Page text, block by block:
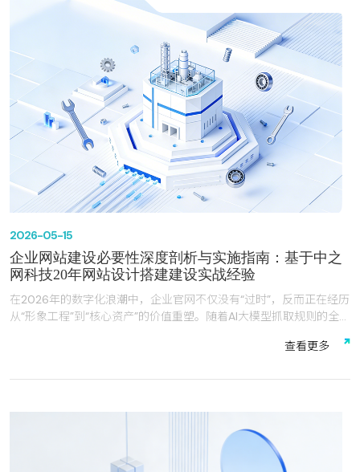
2026-05-15
企业网站建设必要性深度剖析与实施指南：基于中之
网科技20年网站设计搭建建设实战经验
在2026年的数字化浪潮中，企业官网不仅没有“过时”，反而正在经历
从“形象工程”到“核心资产”的价值重塑。随着AI大模型抓取规则的全面
科技在常州，无锡，镇江，泰州等长三角地区深耕20年、服务超
要性及具体实施路径。
查看更多